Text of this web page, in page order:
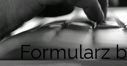
Formularz